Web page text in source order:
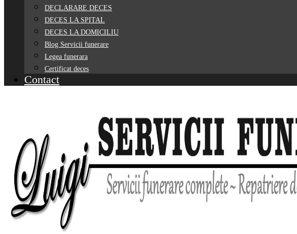
DECLARARE DECES
DECES LA SPITAL
DECES LA DOMICILIU
Blog Servicii funerare
Legea funerara
Certificat deces
Contact